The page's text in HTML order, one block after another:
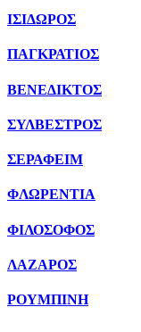
ΙΣΙΔΩΡΟΣ
ΠΑΓΚΡΑΤΙΟΣ
ΒΕΝΕΔΙΚΤΟΣ
ΣΥΛΒΕΣΤΡΟΣ
ΣΕΡΑΦΕΙΜ
ΦΛΩΡΕΝΤΙΑ
ΦΙΛΟΣΟΦΟΣ
ΛΑΖΑΡΟΣ
ΡΟΥΜΠΙΝΗ